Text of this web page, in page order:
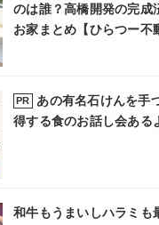
のは誰？高橋開発の完成
お家まとめ【ひらつー不
PR
あの有名石けんを手
得する食のお話し会ある
和牛もうまいしハラミも